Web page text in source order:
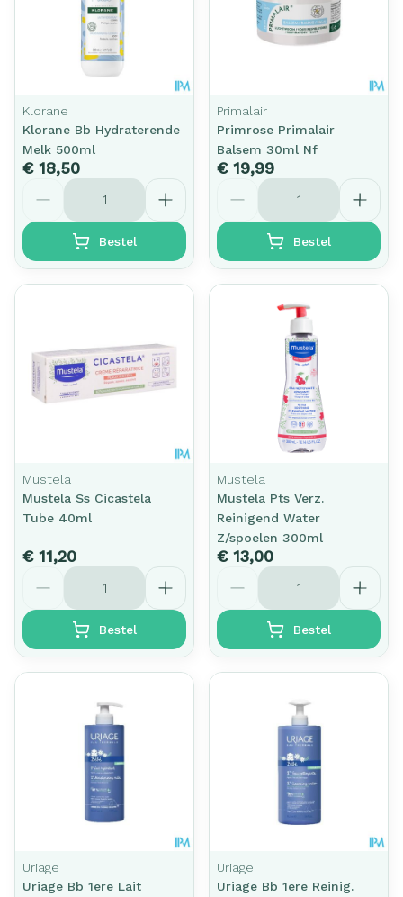
Klorane
Klorane Bb Hydraterende
Melk 500ml
€ 18,50
Aantal
Bestel
Primalair
Primrose Primalair
Balsem 30ml Nf
€ 19,99
Aantal
Bestel
Mustela
Mustela Ss Cicastela
Tube 40ml
€ 11,20
Aantal
Bestel
Mustela
Mustela Pts Verz.
Reinigend Water
Z/spoelen 300ml
€ 13,00
Aantal
Bestel
Uriage
Uriage Bb 1ere Lait
Uriage
Uriage Bb 1ere Reinig.